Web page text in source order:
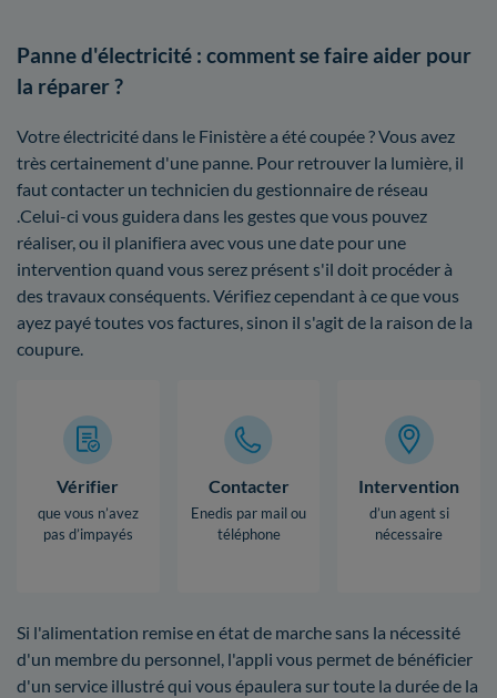
Panne d'électricité : comment se faire aider pour
la réparer ?
Votre électricité dans le Finistère a été coupée ? Vous avez
très certainement d'une panne. Pour retrouver la lumière, il
faut contacter un technicien du gestionnaire de réseau
.Celui-ci vous guidera dans les gestes que vous pouvez
réaliser, ou il planifiera avec vous une date pour une
intervention quand vous serez présent s'il doit procéder à
des travaux conséquents. Vérifiez cependant à ce que vous
ayez payé toutes vos factures, sinon il s'agit de la raison de la
coupure.
Vérifier
que vous n’avez
pas d’impayés
Contacter
Enedis par mail ou
téléphone
Intervention
d’un agent si
nécessaire
Si l'alimentation remise en état de marche sans la nécessité
d'un membre du personnel, l'appli vous permet de bénéficier
d'un service illustré qui vous épaulera sur toute la durée de la